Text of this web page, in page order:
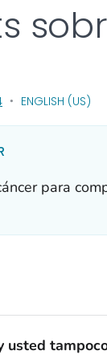
, VISIT LINK FOR
ENGLISH (US)
para
usted